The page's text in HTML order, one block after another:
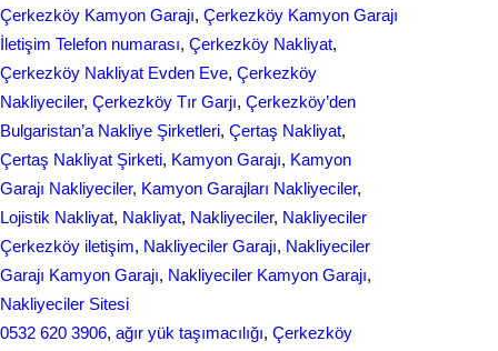
o
o
k
d
I
n
r
e
Çerkezköy Kamyon Garajı, Çerkezköy Kamyon Garajı
İletişim Telefon numarası, Çerkezköy Nakliyat
Çerkezköy Nakliyat Evden Eve, Çerkezköy
Nakliyeciler, Çerkezköy Tır Garjı, Çerkezköy’den
Bulgaristan’a Nakliye Şirketleri, Çertaş Nakliyat
Çertaş Nakliyat Şirketi, Kamyon Garajı, Kamyon
Garajı Nakliyeciler, Kamyon Garajları Nakliyeciler
Lojistik Nakliyat, Nakliyat, Nakliyeciler, Nakliyeciler
Çerkezköy iletişim, Nakliyeciler Garajı, Nakliyeciler
Garajı Kamyon Garajı, Nakliyeciler Kamyon Garajı
Nakliyeciler Sitesi
0532 620 3906, ağır yük taşımacılığı, Çerkezköy